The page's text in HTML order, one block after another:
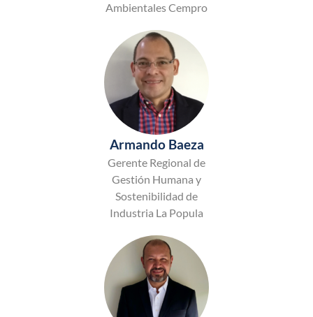
Ambientales Cempro
Armando Baeza
Gerente Regional de
Gestión Humana y
Sostenibilidad de
Industria La Popula